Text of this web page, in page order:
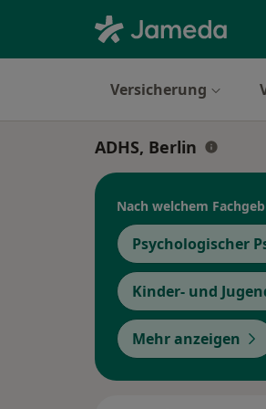
Versicherung
ADHS, Berlin
Nach welchem
Psychologischer
Kinder- und
Mehr anzeigen